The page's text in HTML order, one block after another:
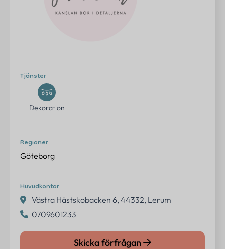
Kontakt
Adress
Tjänster
Dekoration
Regioner
Göteborg
Huvudkontor
Västra Hästskobacken 6, 44332, Lerum
0709601233
Skicka förfrågan